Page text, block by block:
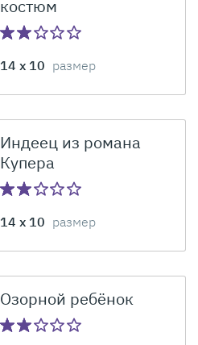
костюм
14 x 10 размер
Индеец из романа
Купера
14 x 10 размер
Озорной ребёнок